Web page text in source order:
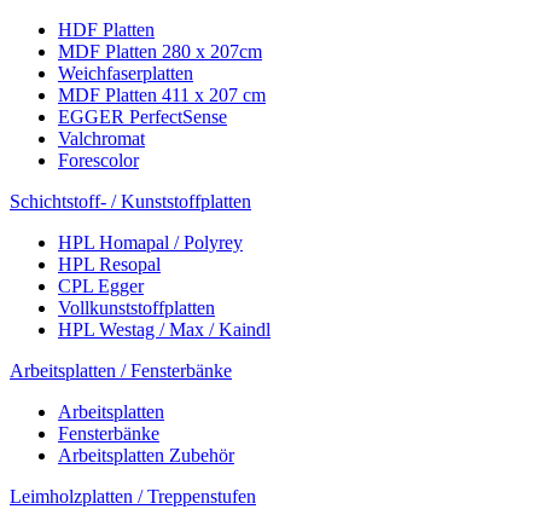
HDF Platten
MDF Platten 280 x 207cm
Weichfaserplatten
MDF Platten 411 x 207 cm
EGGER PerfectSense
Valchromat
Forescolor
Schichtstoff- / Kunststoffplatten
HPL Homapal / Polyrey
HPL Resopal
CPL Egger
Vollkunststoffplatten
HPL Westag / Max / Kaindl
Arbeitsplatten / Fensterbänke
Arbeitsplatten
Fensterbänke
Arbeitsplatten Zubehör
Leimholzplatten / Treppenstufen